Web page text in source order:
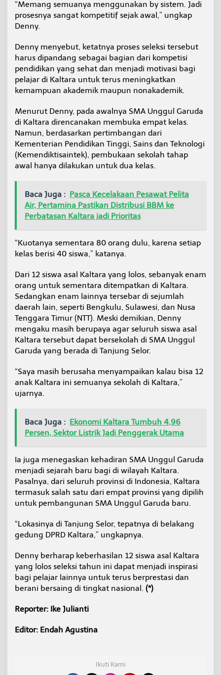
a
n
m
p
e
t
i
t
“Memang semuanya menggunakan by sistem. Jadi
prosesnya sangat kompetitif sejak awal,” ungkap
Denny.
Denny menyebut, ketatnya proses seleksi tersebut
harus dipandang sebagai bagian dari kompetisi
pendidikan yang sehat dan menjadi motivasi bagi
pelajar di Kaltara untuk terus meningkatkan
kemampuan akademik maupun nonakademik.
Menurut Denny, pada awalnya SMA Unggul Garuda
di Kaltara direncanakan membuka empat kelas.
Namun, berdasarkan pertimbangan dari
Kementerian Pendidikan Tinggi, Sains dan Teknologi
(Kemendiktisaintek), pembukaan sekolah tahap
awal hanya dilakukan untuk dua kelas.
Baca Juga : Pasca Kecelakaan Pesawat Pelita
Air, Pertamina Pastikan Distribusi BBM ke
Perbatasan Kaltara jadi Prioritas
“Kuotanya sementara 80 orang dulu, karena setiap
kelas berisi 40 siswa,” katanya.
Dari 12 siswa asal Kaltara yang lolos, sebanyak enam
orang untuk sementara ditempatkan di Kaltara.
Sedangkan enam lainnya tersebar di sejumlah
daerah lain, seperti Bengkulu, Sulawesi, dan Nusa
Tenggara Timur (NTT). Meski demikian, Denny
mengaku masih berupaya agar seluruh siswa asal
Kaltara tersebut dapat bersekolah di SMA Unggul
Garuda yang berada di Tanjung Selor.
“Saya masih berusaha menyampaikan kalau bisa 12
anak Kaltara ini semuanya sekolah di Kaltara,”
ujarnya.
Baca Juga : Ekonomi Kaltara Tumbuh 4,96
Persen, Sektor Listrik Jadi Penggerak Utama
Ia juga menegaskan kehadiran SMA Unggul Garuda
menjadi sejarah baru bagi di wilayah Kaltara.
Pasalnya, dari seluruh provinsi di Indonesia, Kaltara
termasuk salah satu dari empat provinsi yang dipilih
untuk pembangunan SMA Unggul Garuda baru.
“Lokasinya di Tanjung Selor, tepatnya di belakang
gedung DPRD Kaltara,” ungkapnya.
Denny berharap keberhasilan 12 siswa asal Kaltara
yang lolos seleksi tahun ini dapat menjadi inspirasi
bagi pelajar lainnya untuk terus berprestasi dan
berani bersaing di tingkat nasional. (*)
Reporter: Ike Julianti
Editor: Endah Agustina
Ikuti Kami